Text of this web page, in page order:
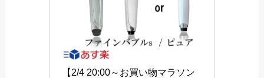
【2/4 20:00～お買い物マラソン